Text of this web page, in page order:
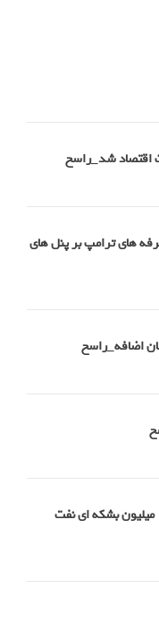
اقتصاد شد_راسخ
های ترامپ بر پنل های
رکوردشکنی تاریخی ایران با صادرات 1.8 میلیون بشکه ای نفت